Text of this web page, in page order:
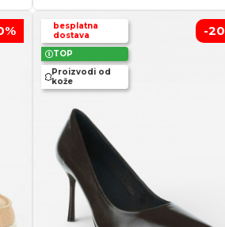
%
besplatna
dostava
TOP
Proizvodi od
kože
-20